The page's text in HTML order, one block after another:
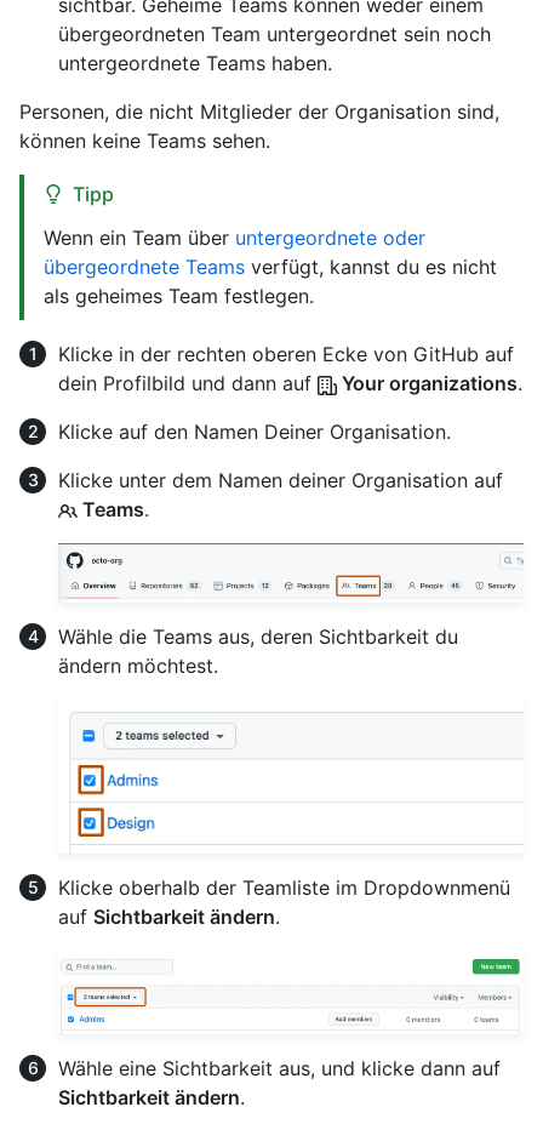
sichtbar. Geheime Teams können weder einem
übergeordneten Team untergeordnet sein noch
untergeordnete Teams haben.
Personen, die nicht Mitglieder der Organisation sind,
können keine Teams sehen.
Tipp
Wenn ein Team über untergeordnete oder
übergeordnete Teams verfügt, kannst du es nicht
als geheimes Team festlegen.
Klicke in der rechten oberen Ecke von GitHub auf
dein Profilbild und dann auf
Your organizations.
Klicke auf den Namen Deiner Organisation.
Klicke unter dem Namen deiner Organisation auf
Teams.
Wähle die Teams aus, deren Sichtbarkeit du
ändern möchtest.
Klicke oberhalb der Teamliste im Dropdownmenü
auf Sichtbarkeit ändern.
Wähle eine Sichtbarkeit aus, und klicke dann auf
Sichtbarkeit ändern.